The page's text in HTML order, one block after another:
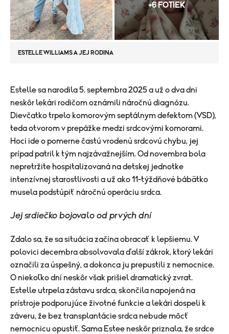
+6 FOTIEK
ESTELLE WILLIAMS A JEJ RODINA
​Estelle sa narodila 5. septembra 2025 a už o dva dni
neskôr lekári rodičom oznámili náročnú diagnózu.
Dievčatko trpelo komorovým septálnym defektom (VSD),
teda otvorom v prepážke medzi srdcovými komorami.
Hoci ide o pomerne častú vrodenú srdcovú chybu, jej
prípad patril k tým najzávažnejším. Od novembra bola
nepretržite hospitalizovaná na detskej jednotke
intenzívnej starostlivosti a už ako 11-týždňové bábätko
musela podstúpiť náročnú operáciu srdca.
Jej srdiečko bojovalo od prvých dní
Zdalo sa, že sa situácia začína obracať k lepšiemu. V
polovici decembra absolvovala ďalší zákrok, ktorý lekári
označili za úspešný, a dokonca ju prepustili z nemocnice.
O niekoľko dní neskôr však prišiel dramatický zvrat.
Estelle utrpela zástavu srdca, skončila napojená na
prístroje podporujúce životné funkcie a lekári dospeli k
záveru, že bez transplantácie srdca nebude môcť
nemocnicu opustiť. Sama Estee neskôr priznala, že srdce